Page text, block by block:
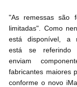
"As remessas são
limitadas". Como
está disponível, a
está se referindo
enviam
fabricantes maiores
conforme o novo